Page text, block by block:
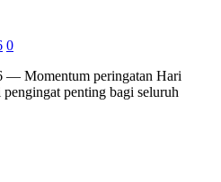
0
— Momentum peringatan Hari
penting bagi seluruh